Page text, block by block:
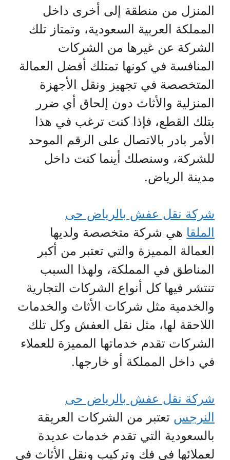
المنزل من منطقة إلى أخرى داخل
المملكة العربية السعودية، وتمتاز تلك
الشركة عن غيرها من الشركات
المنافسة في كونها تمتلك أفضل العمالة
المتخصصة في تجهيز ونقل الأجهزة
المنزلية والأثاث دون إلحاق أي ضرر
بتلك القطع، فإذا كنت ترغب في هذا
الأمر بادر بالاتصال على الرقم الموحد
للشركة، وسنصلك أينما كنت داخل
مدينة الرياض.
شركة نقل عفش بالرياض حى
الملقا هي شركة متخصصة ولديها
العمالة المميزة والتي تعتبر من أكبر
المناطق في المملكة، ولهذا السبب
تنتشر فيها كل أنواع الشركات التجارية
والخدمية مثل شركات الأثاث والخدمات
اللاحقة لها، مثل نقل العفش وكل تلك
الشركات تقدم خدماتها المميزة للعملاء
في داخل المملكة أو خارجها.
شركة نقل عفش بالرياض حى
النرجس تعتبر من الشركات العريقة
بالسعودية التي تقدم خدمات عديدة
لعملائها في فك وتركيب ونقل الأثاث في